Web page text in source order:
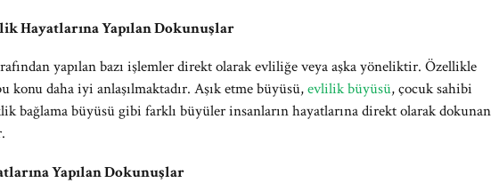
Hayatlarına Yapılan Dokunuşlar
yapılan bazı işlemler direkt olarak evliliğe veya aşka yöneliktir. Özellikle
konu daha iyi anlaşılmaktadır. Aşık etme büyüsü,evlilik büyüsü, çocuk sahibi
bağlama büyüsü gibi farklı büyüler insanların hayatlarına direkt olarak dokunan
Yapılan Dokunuşlar